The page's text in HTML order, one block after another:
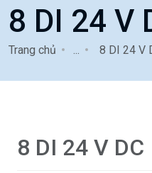
8 DI 24 V
Trang chủ 8 DI 24 V
8 DI 24 V DC